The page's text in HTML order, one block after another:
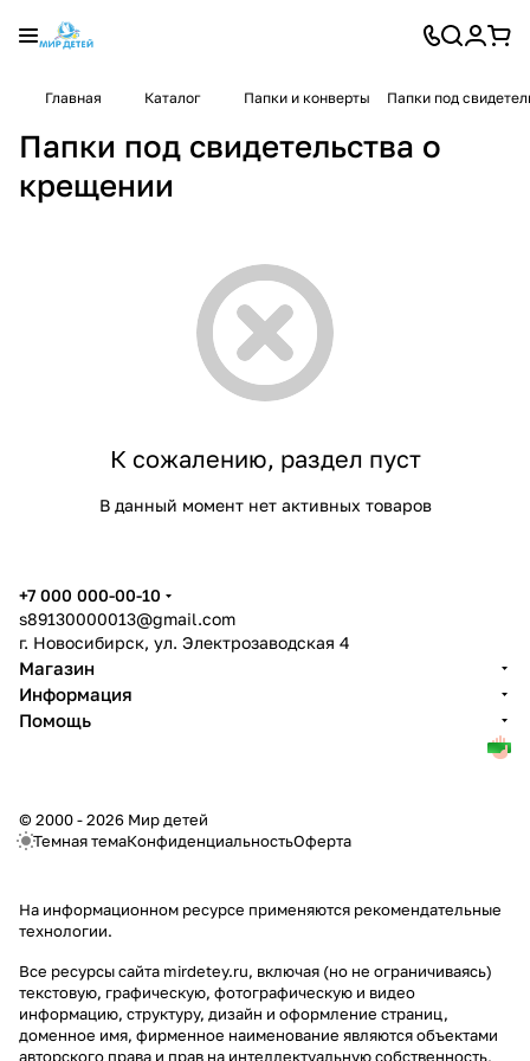
Главная Каталог Папки и конверты Папки под
Папки под свидетельства о
крещении
К сожалению, раздел пуст
В данный момент нет активных товаров
+7 000 000-00-10
s89130000013@gmail.com
г. Новосибирск, ул. Электрозаводская 4
Магазин
Информация
Помощь
© 2000 - 2026 Мир детей
Темная темаКонфиденциальностьОферта
На информационном ресурсе применяются рекомендательные
технологии.
Все ресурсы сайта mirdetey.ru, включая (но не ограничиваясь)
текстовую, графическую, фотографическую и видео
информацию, структуру, дизайн и оформление страниц,
доменное имя, фирменное наименование являются объектами
авторского права и прав на интеллектуальную собственность,